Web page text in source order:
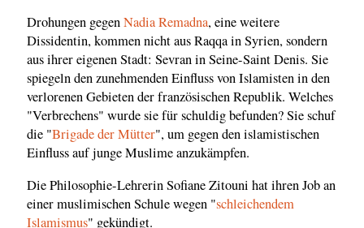
Drohungen gegenNadia Remadna, eine weitere
Dissidentin, kommen nicht aus Raqqa in Syrien, sondern
aus ihrer eigenen Stadt: Sevran in Seine-Saint Denis. Sie
spiegeln den zunehmenden Einfluss von Islamisten in den
verlorenen Gebieten der französischen Republik. Welches
"Verbrechens" wurde sie für schuldig befunden? Sie schuf
die "Brigade der Mütter", um gegen den islamistischen
Einfluss auf junge Muslime anzukämpfen.
Die Philosophie-Lehrerin Sofiane Zitouni hat ihren Job an
einer muslimischen Schule wegen "schleichendem
Islamismus" gekündigt.